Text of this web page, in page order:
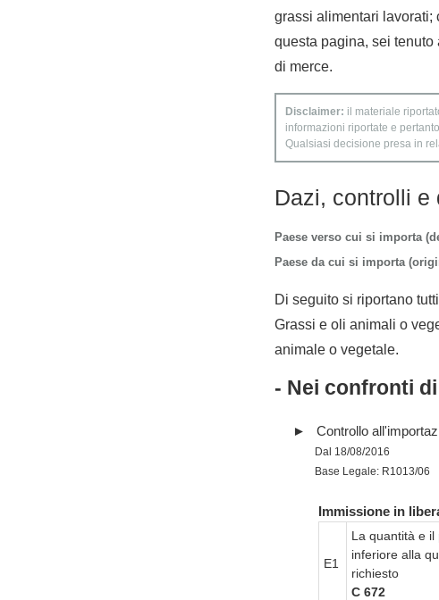
grassi alimentari lavorati;
questa pagina, sei
di merce.
Disclaimer: il materiale
informazioni riportate e
Qualsiasi decisione presa in
Dazi, controlli e
Paese verso cui si importa
Paese da cui si importa
Di seguito si riportano
Grassi e oli animali o
animale o vegetale.
- Nei confronti
Controllo
Dal 18/08/2016
Base Legale: R1013/06
Immissione in
E1
La quantità e
inferiore alla
richiesto
C 672